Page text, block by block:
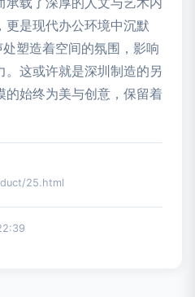
更是现代办公环境中沉默
塑造着空间的氛围，影响
。这或许就是深圳制造的另
的始终为美与创意，保留着
25.html